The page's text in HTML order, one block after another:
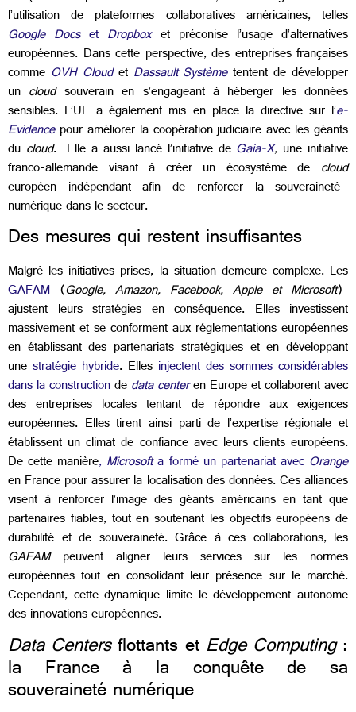
l’utilisation de plateformes collaboratives américaines, telles
Google Docset Dropboxet préconise l’usage d’alternatives
européennes. Dans cette perspective, des entreprises françaises
comme OVH Cloudet Dassault Système tentent de développer
un cloudsouverain en s’engageant à héberger les données
sensibles. L’UE a également mis en place la directive sur l’e-
Evidence pour améliorer la coopération judiciaire avec les géants
du cloud. Elle a aussi lancé l’initiative de Gaia-X, une initiative
franco-allemande visant à créer un écosystème de cloud
européen indépendant afin de renforcer la souveraineté
numérique dans le secteur.
Des mesures qui restent insuffisantes
Malgré les initiatives prises, la situation demeure complexe. Les
GAFAM (Google, Amazon, Facebook, Apple et Microsoft)
ajustent leurs stratégies en conséquence. Elles investissent
massivement et se conforment aux réglementations européennes
en établissant des partenariats stratégiques et en développant
une stratégie hybride. Elles injectent des sommes considérables
dans la constructiondedata centeren Europe et collaborent avec
des entreprises locales tentant de répondre aux exigences
européennes. Elles tirent ainsi parti de l’expertise régionale et
établissent un climat de confiance avec leurs clients européens.
De cette manière, Microsofta formé un partenariat avec Orange
en France pour assurer la localisation des données. Ces alliances
visent à renforcer l’image des géants américains en tant que
partenaires fiables, tout en soutenant les objectifs européens de
durabilité et de souveraineté. Grâce à ces collaborations, les
GAFAM peuvent aligner leurs services sur les normes
européennes tout en consolidant leur présence sur le marché.
Cependant, cette dynamique limite le développement autonome
des innovations européennes.
Data Centersflottants etEdge Computing:
la France à la conquête de sa
souveraineté numérique